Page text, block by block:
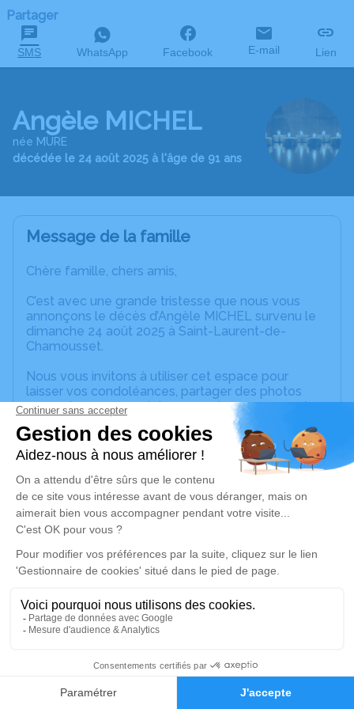
Faire-part Hommages
Partager
SMS WhatsApp Facebook E-mail Lien
Angèle MICHEL
née MURE
décédée le 24 août 2025 à l'âge de 91 ans
Message de la famille
Chère famille, chers amis,
C’est avec une grande tristesse que nous vous
annonçons le décès d’Angèle MICHEL survenu le
dimanche 24 août 2025 à Saint-Laurent-de-
Chamousset.
Nous vous invitons à utiliser cet espace pour
laisser vos condoléances, partager des photos
souvenirs, une anecdote ou exprimer vos pensées
à travers des poèmes ou des textes. Cet endroit
est un lieu d'expression dédié à honorer la
mémoire d’Angèle MICHEL.
Un service de plantation d’arbre hommage est
disponible ici.
vendredi 29 août 2025 à 14h30
Église Sainte Blandine de Longessaigne
Je rends hommage